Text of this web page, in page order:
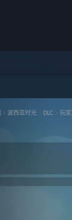
> 波西亚时光 > DLC > 玩